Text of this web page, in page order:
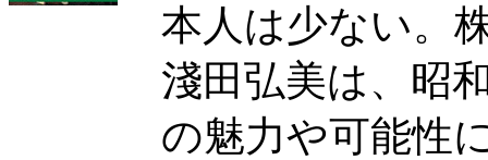
本人は少ない。
淺田弘美は、昭
の魅力や可能性